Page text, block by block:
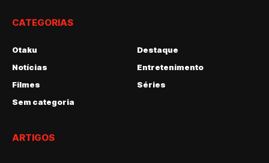
CATEGORIAS
Otaku
Destaque
Notícias
Entretenimento
Filmes
Séries
Sem categoria
ARTIGOS